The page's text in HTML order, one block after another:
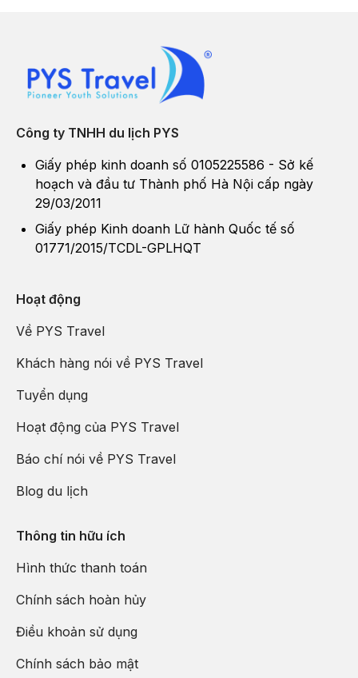
Công ty TNHH du lịch PYS
Giấy phép kinh doanh số 0105225586 - Sở kế
hoạch và đầu tư Thành phố Hà Nội cấp ngày
29/03/2011
Giấy phép Kinh doanh Lữ hành Quốc tế số
01771/2015/TCDL-GPLHQT
Hoạt động
Về PYS Travel
Khách hàng nói về PYS Travel
Tuyển dụng
Hoạt động của PYS Travel
Báo chí nói về PYS Travel
Blog du lịch
Thông tin hữu ích
Hình thức thanh toán
Chính sách hoàn hủy
Điều khoản sử dụng
Chính sách bảo mật